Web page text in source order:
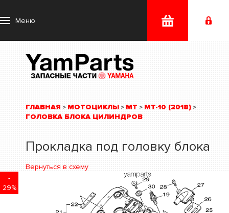
Меню
ГЛАВНАЯ > МОТОЦИКЛЫ > MT > MT-10 (2018) >
ГОЛОВКА БЛОКА ЦИЛИНДРОВ
Прокладка под головку блока
Вернуться в схему
-
29%